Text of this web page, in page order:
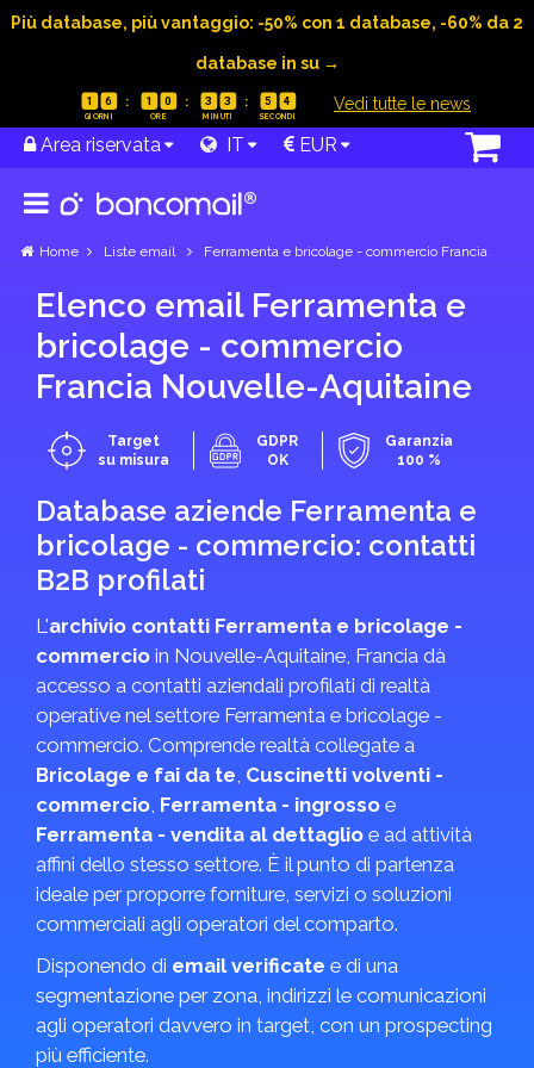
Più database, più vantaggio: -50% con 1 database, -60% da 2
database in su →
1 6 1 0 3 3 5 3 Vedi tutte le news
Area riservata IT EUR
Home Liste email Ferramenta e bricolage - commercio Francia
Elenco email Ferramenta e
bricolage - commercio
Francia Nouvelle-Aquitaine
Target
su misura
GDPR
OK
Garanzia
100 %
Database aziende Ferramenta e
bricolage - commercio: contatti
B2B profilati
L'archivio contatti Ferramenta e bricolage -
commercio in Nouvelle-Aquitaine, Francia dà
accesso a contatti aziendali profilati di realtà
operative nel settore Ferramenta e bricolage -
commercio. Comprende realtà collegate a
Bricolage e fai da te, Cuscinetti volventi -
commercio, Ferramenta - ingrosso e
Ferramenta - vendita al dettaglio e ad attività
affini dello stesso settore. È il punto di partenza
ideale per proporre forniture, servizi o soluzioni
commerciali agli operatori del comparto.
Disponendo di email verificate e di una
segmentazione per zona, indirizzi le comunicazioni
agli operatori davvero in target, con un prospecting
più efficiente.